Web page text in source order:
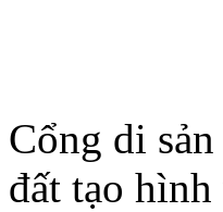
Cổng di
đất tạo